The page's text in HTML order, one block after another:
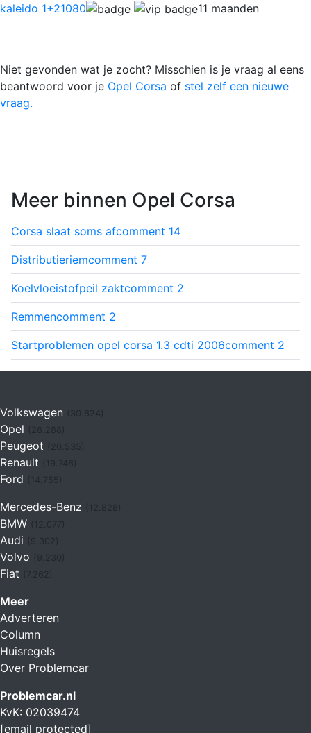
kaleido 1+21080 11 maanden
Niet gevonden wat je zocht? Misschien is je vraag al eens
beantwoord voor je Opel Corsa of stel zelf een nieuwe
vraag.
Meer binnen Opel Corsa
Corsa slaat soms afcomment 14
Distributieriemcomment 7
Koelvloeistofpeil zaktcomment 2
Remmencomment 2
Startproblemen opel corsa 1.3 cdti 2006comment 2
Volkswagen (30.624)
Opel
Peugeot
Renault (19.746)
Ford (14.755)
Mercedes-Benz
BMW
Audi
Volvo
Fiat (7.262)
Meer
Adverteren
Column
Huisregels
Over Problemcar
Problemcar.nl
KvK: 02039474
[email protected]